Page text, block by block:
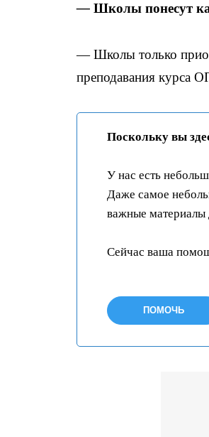
— Школы понесут
— Школы только
преподавания курса
Поскольку вы
У нас есть
Даже самое
важные материалы
Сейчас ваша
ПОМОЧЬ